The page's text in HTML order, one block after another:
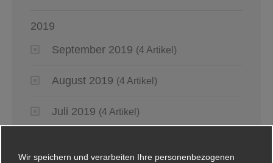
2019
September 2019 (4 Artikel)
August 2019 (4 Artikel)
Juli 2019 (4 Artikel)
Wir speichern und verarbeiten Ihre personenbezogenen